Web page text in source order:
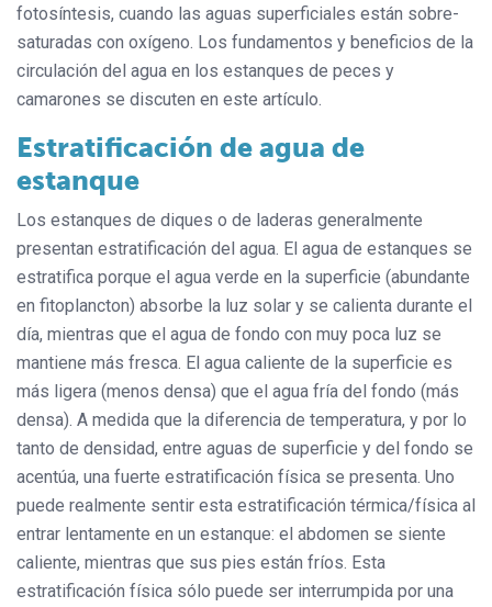
fotosíntesis, cuando las aguas superficiales están sobre-
saturadas con oxígeno. Los fundamentos y beneficios de la
circulación del agua en los estanques de peces y
camarones se discuten en este artículo.
Estratificación de agua de
estanque
Los estanques de diques o de laderas generalmente
presentan estratificación del agua. El agua de estanques se
estratifica porque el agua verde en la superficie (abundante
en fitoplancton) absorbe la luz solar y se calienta durante el
día, mientras que el agua de fondo con muy poca luz se
mantiene más fresca. El agua caliente de la superficie es
más ligera (menos densa) que el agua fría del fondo (más
densa). A medida que la diferencia de temperatura, y por lo
tanto de densidad, entre aguas de superficie y del fondo se
acentúa, una fuerte estratificación física se presenta. Uno
puede realmente sentir esta estratificación térmica/física al
entrar lentamente en un estanque: el abdomen se siente
caliente, mientras que sus pies están fríos. Esta
estratificación física sólo puede ser interrumpida por una